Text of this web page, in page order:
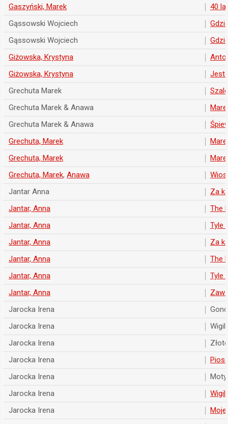
Gaszyński, Marek
40
Gąssowski Wojciech
Gąssowski Wojciech
Giżowska, Krystyna
Giżowska, Krystyna
Grechuta Marek
Grechuta Marek & Anawa
Grechuta Marek & Anawa
Grechuta, Marek
Grechuta, Marek
Grechuta, Marek, Anawa
Jantar Anna
Za
Jantar, Anna
The
Jantar, Anna
Tyle
Jantar, Anna
Za
Jantar, Anna
The
Jantar, Anna
Tyle
Jantar, Anna
Jarocka Irena
Jarocka Irena
Jarocka Irena
Jarocka Irena
Jarocka Irena
Jarocka Irena
Jarocka Irena
Moje